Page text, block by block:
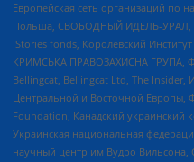
Европейская сеть организаций по
Польша, СВОБОДНЫЙ ИДЕЛЬ-УРАЛ,
IStories fonds, Королевский
КРИМСЬКА ПРАВОЗАХИСНА ГРУПА,
Bellingcat, Bellingcat Ltd, The Insider,
Центральной и Восточной Европы,
Foundation, Канадский украинский
Украинская национальная
научный центр им Вудро Вильсона,